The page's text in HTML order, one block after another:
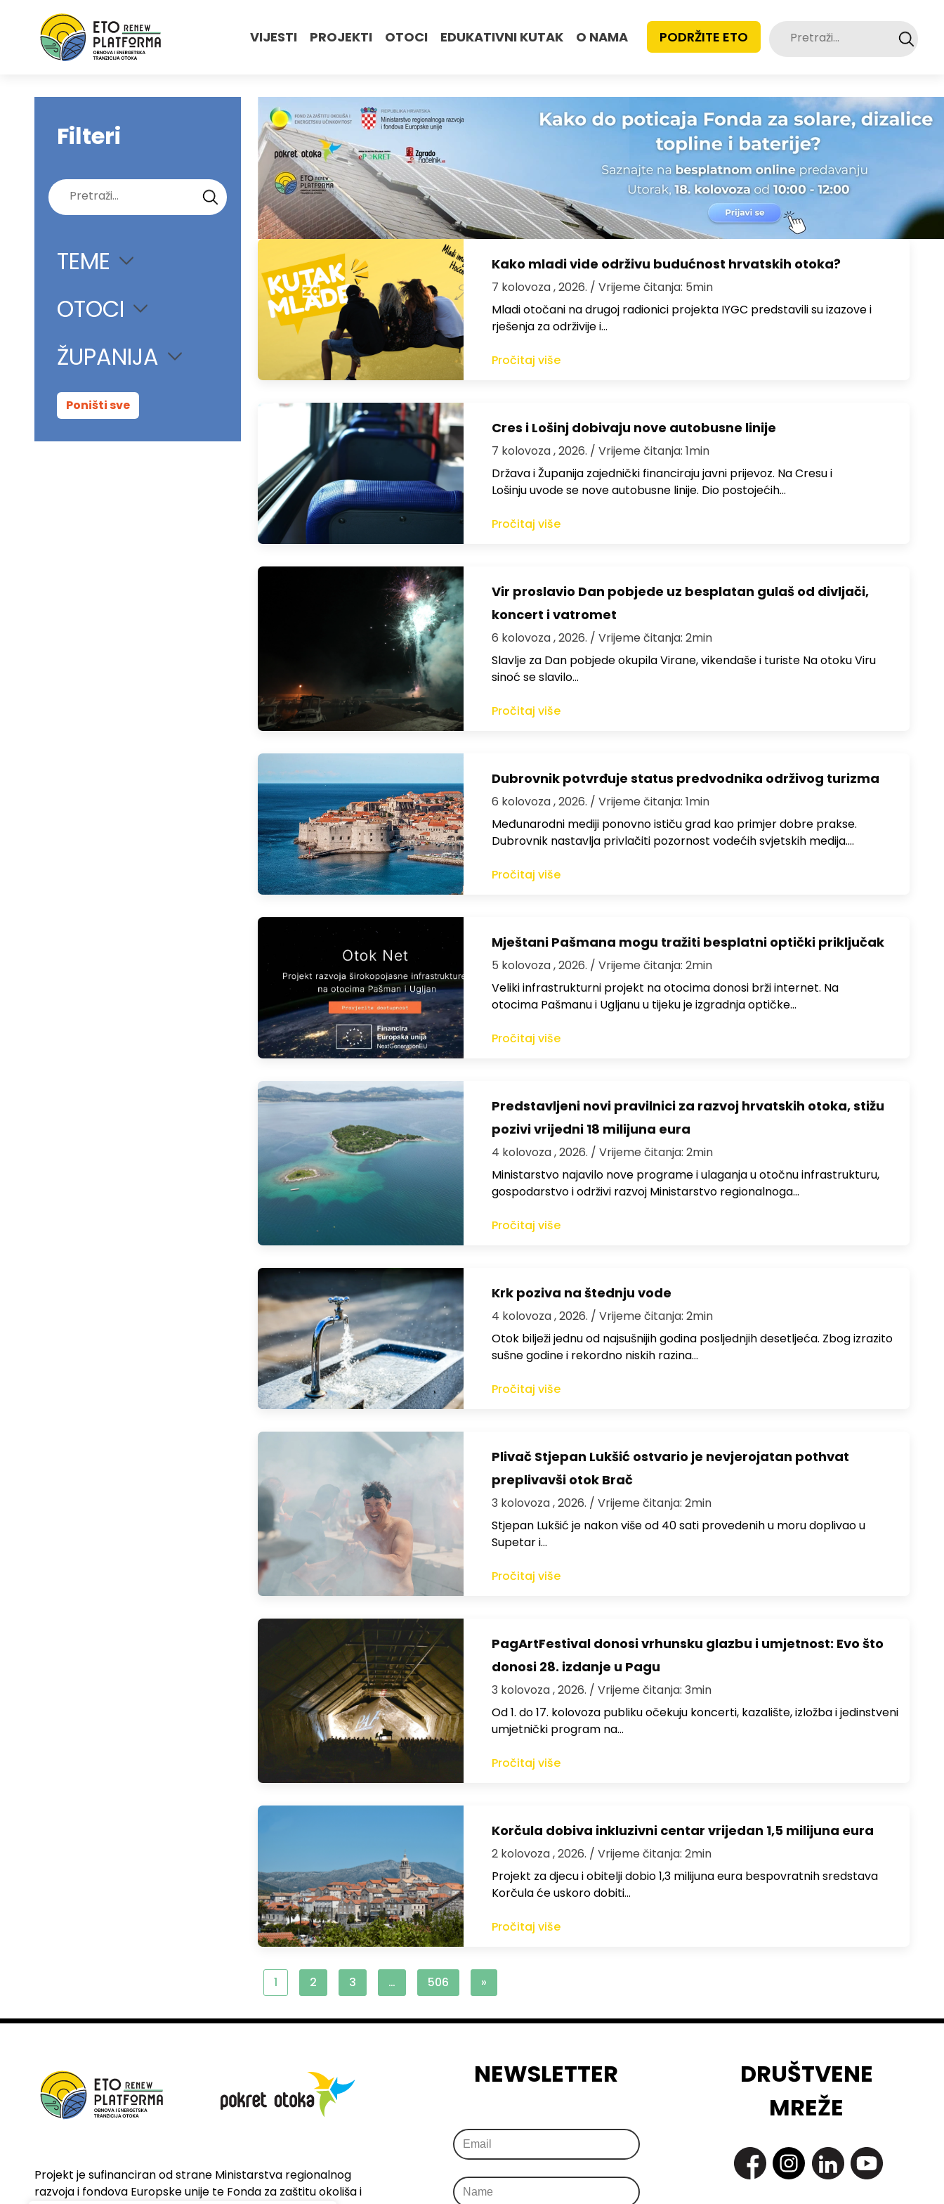
VIJESTI PROJEKTI OTOCI EDUKATIVNI KUTAK O NAMA PODRŽITE ETO Pretraži:
Filteri
Pretraži:
TEME
OTOCI
ŽUPANIJA
Poništi sve
Kako mladi vide održivu budućnost hrvatskih otoka?
7 kolovoza , 2026. / Vrijeme čitanja: 5min
Mladi otočani na drugoj radionici projekta IYGC predstavili su izazove i
rješenja za održivije i…
Pročitaj više
Cres i Lošinj dobivaju nove autobusne linije
7 kolovoza , 2026. / Vrijeme čitanja: 1min
Država i Županija zajednički financiraju javni prijevoz. Na Cresu i
Lošinju uvode se nove autobusne linije. Dio postojećih…
Pročitaj više
Vir proslavio Dan pobjede uz besplatan gulaš od divljači,
koncert i vatromet
6 kolovoza , 2026. / Vrijeme čitanja: 2min
Slavlje za Dan pobjede okupila Virane, vikendaše i turiste Na otoku Viru
sinoć se slavilo…
Pročitaj više
Dubrovnik potvrđuje status predvodnika održivog turizma
6 kolovoza , 2026. / Vrijeme čitanja: 1min
Međunarodni mediji ponovno ističu grad kao primjer dobre prakse.
Dubrovnik nastavlja privlačiti pozornost vodećih svjetskih medija.…
Pročitaj više
Mještani Pašmana mogu tražiti besplatni optički priključak
5 kolovoza , 2026. / Vrijeme čitanja: 2min
Veliki infrastrukturni projekt na otocima donosi brži internet. Na
otocima Pašmanu i Ugljanu u tijeku je izgradnja optičke…
Pročitaj više
Predstavljeni novi pravilnici za razvoj hrvatskih otoka, stižu
pozivi vrijedni 18 milijuna eura
4 kolovoza , 2026. / Vrijeme čitanja: 2min
Ministarstvo najavilo nove programe i ulaganja u otočnu infrastrukturu,
gospodarstvo i održivi razvoj Ministarstvo regionalnoga…
Pročitaj više
Krk poziva na štednju vode
4 kolovoza , 2026. / Vrijeme čitanja: 2min
Otok bilježi jednu od najsušnijih godina posljednjih desetljeća. Zbog izrazito
sušne godine i rekordno niskih razina…
Pročitaj više
Plivač Stjepan Lukšić ostvario je nevjerojatan pothvat
preplivavši otok Brač
3 kolovoza , 2026. / Vrijeme čitanja: 2min
St​jepan Lukšić je nakon više od 40 sati provedenih u moru doplivao u
Supetar i…
Pročitaj više
PagArtFestival donosi vrhunsku glazbu i umjetnost: Evo što
donosi 28. izdanje u Pagu
3 kolovoza , 2026. / Vrijeme čitanja: 3min
Od 1. do 17. kolovoza publiku očekuju koncerti, kazalište, izložba i jedinstveni
umjetnički program na…
Pročitaj više
Korčula dobiva inkluzivni centar vrijedan 1,5 milijuna eura
2 kolovoza , 2026. / Vrijeme čitanja: 2min
Projekt za djecu i obitelji dobio 1,3 milijuna eura bespovratnih sredstava
Korčula će uskoro dobiti…
Pročitaj više
1 2 3 … 506 »
Projekt je sufinanciran od strane Ministarstva regionalnog
razvoja i fondova Europske unije te Fonda za zaštitu okoliša i
NEWSLETTER
DRUŠTVENE
MREŽE